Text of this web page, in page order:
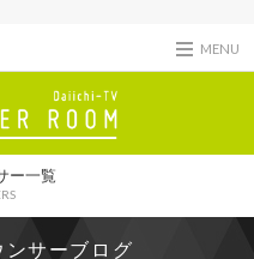
MENU
ー一覧
サーブログ